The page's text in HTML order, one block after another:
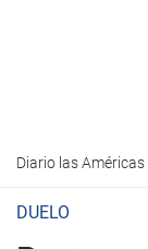
Diario las Américas
DUELO